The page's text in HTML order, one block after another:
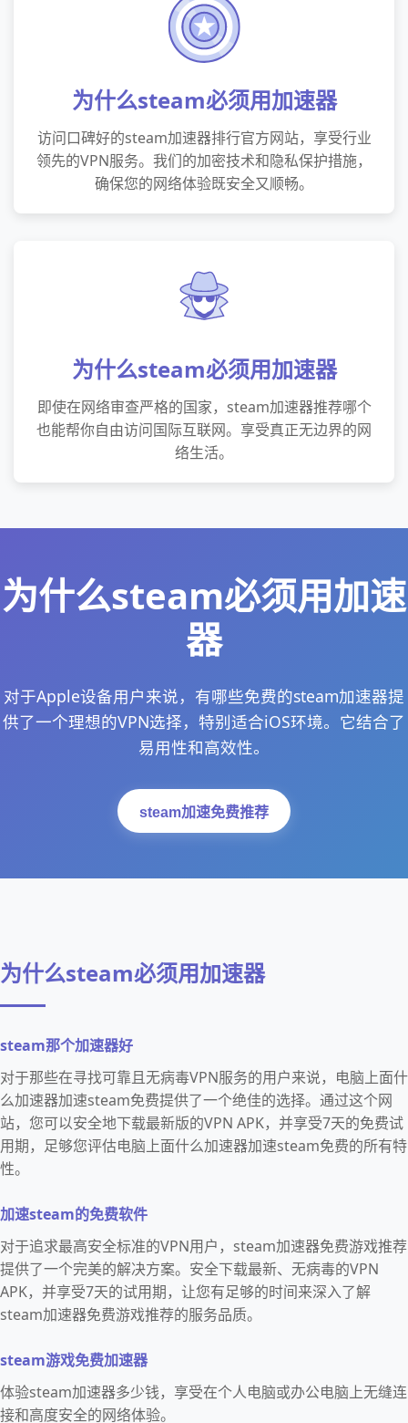
为什么steam必须用加速器
访问口碑好的steam加速器排行官方网站，享受行业
领先的VPN服务。我们的加密技术和隐私保护措施，
确保您的网络体验既安全又顺畅。
为什么steam必须用加速器
即使在网络审查严格的国家，steam加速器推荐哪个
也能帮你自由访问国际互联网。享受真正无边界的网
络生活。
为什么steam必须用加速
器
对于Apple设备用户来说，有哪些免费的steam加速器提
供了一个理想的VPN选择，特别适合iOS环境。它结合了
易用性和高效性。
steam加速免费推荐
为什么steam必须用加速器
steam那个加速器好
对于那些在寻找可靠且无病毒VPN服务的用户来说，电脑上面什
么加速器加速steam免费提供了一个绝佳的选择。通过这个网
站，您可以安全地下载最新版的VPN APK，并享受7天的免费试
用期，足够您评估电脑上面什么加速器加速steam免费的所有特
性。
加速steam的免费软件
对于追求最高安全标准的VPN用户，steam加速器免费游戏推荐
提供了一个完美的解决方案。安全下载最新、无病毒的VPN
APK，并享受7天的试用期，让您有足够的时间来深入了解
steam加速器免费游戏推荐的服务品质。
steam游戏免费加速器
体验steam加速器多少钱，享受在个人电脑或办公电脑上无缝连
接和高度安全的网络体验。